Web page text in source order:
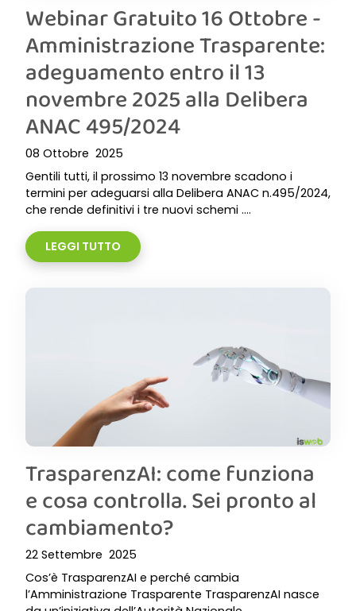
Webinar Gratuito 16 Ottobre -
Amministrazione Trasparente:
adeguamento entro il 13
novembre 2025 alla Delibera
ANAC 495/2024
08 Ottobre 2025
Gentili tutti, il prossimo 13 novembre scadono i
termini per adeguarsi alla Delibera ANAC n.495/2024,
che rende definitivi i tre nuovi schemi ....
LEGGI TUTTO
TrasparenzAI: come funziona
e cosa controlla. Sei pronto al
cambiamento?
22 Settembre 2025
Cos’è TrasparenzAI e perché cambia
l’Amministrazione Trasparente TrasparenzAI nasce